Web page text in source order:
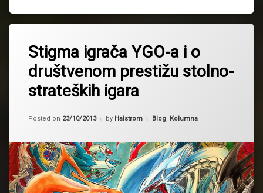
Stigma igrača YGO-a i o
društvenom prestižu stolno-
strateških igara
Posted on 23/10/2013 by Halstrom Kategorije:
Blog Kolumna